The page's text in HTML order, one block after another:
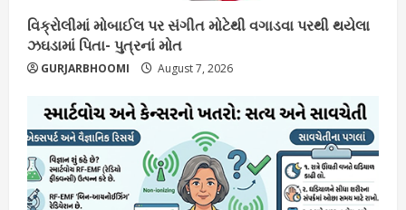
વિક્રોલીમાં મોબાઈલ પર સંગીત મોટેથી વગાડવા પરથી થયેલા
ઝઘડામાં પિતા- પુત્રનાં મોત
GURJARBHOOMI August 7, 2026